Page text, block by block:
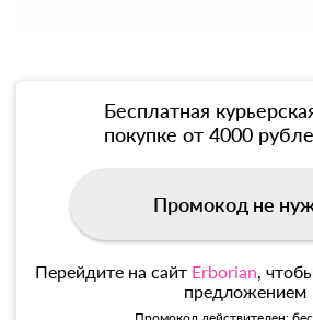
Бесплатная
покупке от 4000
Промокод не
Перейдите на сайт Erborian,
предложением